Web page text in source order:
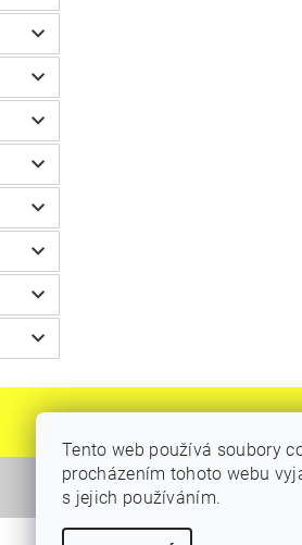
Tento web používá soubory
procházením tohoto webu
s jejich používáním.